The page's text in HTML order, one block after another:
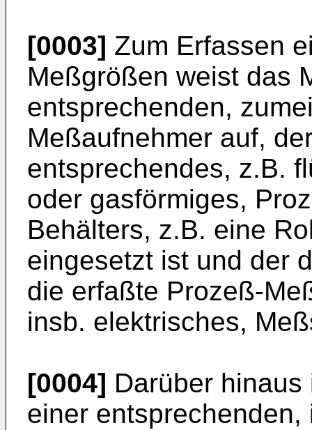
[0003] Zum Erfassen
Meßgrößen weist das
entsprechenden,
Meßaufnehmer auf,
entsprechendes, z.B.
oder gasförmiges,
Behälters, z.B. eine
eingesetzt ist und der
die erfaßte Prozeß-
insb. elektrisches,
[0004] Darüber
einer